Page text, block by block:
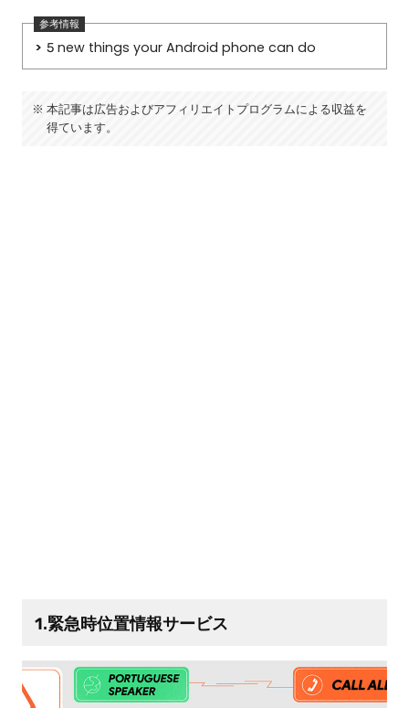
5 new things your Android phone can do
本記事は広告およびアフィリエイトプログラムによる収益を
得ています。
1.緊急時位置情報サービス